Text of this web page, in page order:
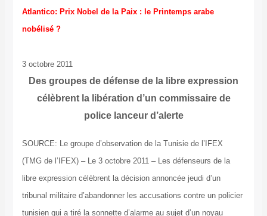
Atlantico: Prix Nobel de la Paix : le Printemps arabe
nobélisé ?
3 octobre 2011
Des groupes de défense de la libre expression
célèbrent la libération d’un commissaire de
police lanceur d’alerte
SOURCE: Le groupe d’observation de la Tunisie de l’IFEX
(TMG de l’IFEX) – Le 3 octobre 2011 – Les défenseurs de la
libre expression célèbrent la décision annoncée jeudi d’un
tribunal militaire d’abandonner les accusations contre un policier
tunisien qui a tiré la sonnette d’alarme au sujet d’un noyau